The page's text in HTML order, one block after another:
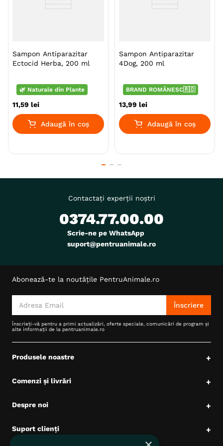
Sampon Antiparazitar
Ectocid Herba, 200 ml
🌿 Naturale din Plante
11,59 lei
Adaugă în coș
Sampon Antiparazitar
4Dog, 200 ml
BRAND ROMÂNESC🇷🇴
13,99 lei
Adaugă în coș
Contactați experții noștri
0374.77.00.00
Scrie-ne pe WhatsApp
suport@pentruanimale.ro
Abonează-te la noutățile PentruAnimale.ro
Înscriere
Înscrieți-vă pentru a primi actualizări, oferte speciale, comunicări de program și
alte informații de la pentruanimale.ro
Produsele noastre +
Comenzi și livrări +
Despre noi +
Suport clienți +